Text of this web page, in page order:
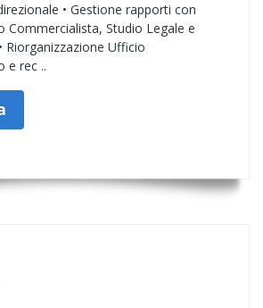
• Gestione rapporti con
Commercialista, Studio Legale e
Riorganizzazione Ufficio
e rec ..